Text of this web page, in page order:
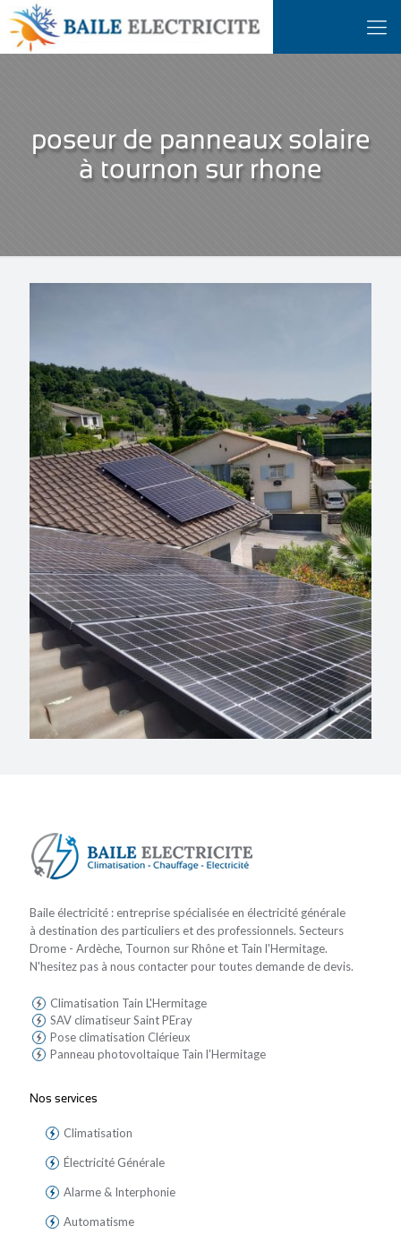
poseur de panneaux solaire
à tournon sur rhone
Baile électricité : entreprise spécialisée en électricité générale
à destination des particuliers et des professionnels. Secteurs
Drome - Ardèche, Tournon sur Rhône et Tain l'Hermitage.
N'hesitez pas à nous contacter pour toutes demande de devis.
Climatisation Tain L'Hermitage
SAV climatiseur Saint PEray
Pose climatisation Clérieux
Panneau photovoltaique Tain l'Hermitage
Nos services
Climatisation
Électricité Générale
Alarme & Interphonie
Automatisme